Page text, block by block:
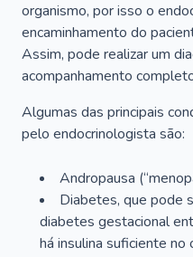
organismo, por isso o
encaminhamento do
Assim, pode realizar um
acompanhamento
Algumas das principais
pelo endocrinologista são:
Andropausa
Diabetes, que pode
diabetes gestacional
há insulina suficiente